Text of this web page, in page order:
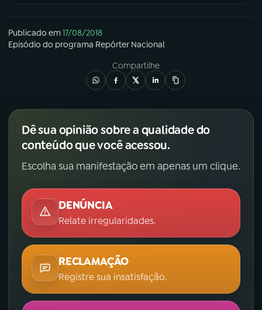
Publicado em17/08/2018
Episódio do programa Repórter Nacional
Compartilhe
Dê sua opinião sobre a qualidade do
conteúdo que você acessou.
Escolha sua manifestação em apenas um clique.
DENÚNCIA
Relate irregularidades.
RECLAMAÇÃO
Registre sua insatisfação.